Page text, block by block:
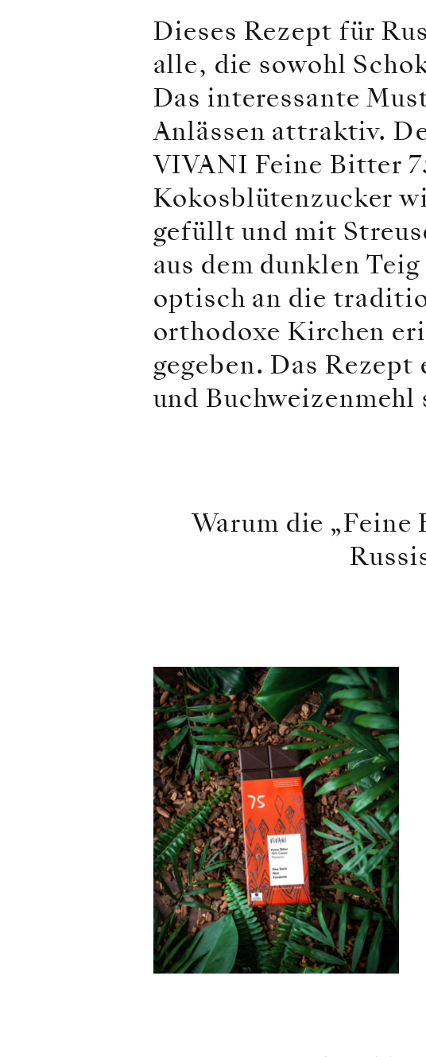
Dieses Rezept für
alle, die sowohl
Das interessante
Anlässen attraktiv.
VIVANI Feine Bitter
Kokosblütenzucker
gefüllt und mit
aus dem dunklen
optisch an die
orthodoxe Kirchen
gegeben. Das
und Buchweizenmehl
Warum die „Feine